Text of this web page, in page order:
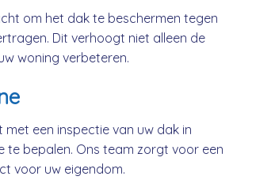
om het dak te beschermen tegen
Dit verhoogt niet alleen de
woning verbeteren.
een inspectie van uw dak in
te bepalen. Ons team zorgt voor een
voor uw eigendom.